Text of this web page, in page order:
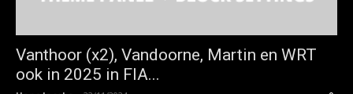
Vanthoor (x2), Vandoorne, Martin en WRT
ook in 2025 in FIA...